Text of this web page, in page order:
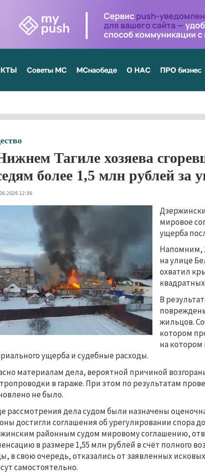
Советы МС МСнаобеде О НАС ПРО бизнес
Тагиле хозяева
более 1,5 млн рублей за
12:36
мировое
ущерба
Напомним,
на улице
охватил
В
жильцов.
котором
на
ущерба и судебные расходы.
материалам дела, вероятной причиной
в гараже. При этом по результатам
не было.
рассмотрения дела судом были назначены
достигли соглашения об урегулировании спора
районным судом мировому соглашению,
в размере 1,55 млн рублей в счёт полного
в свою очередь, отказались от заявленных
самостоятельно.